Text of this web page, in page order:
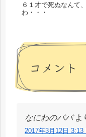
６１才で死ぬなんて
わ・・・
コメント
なにわのババ よ
2017年3月12日 3:13